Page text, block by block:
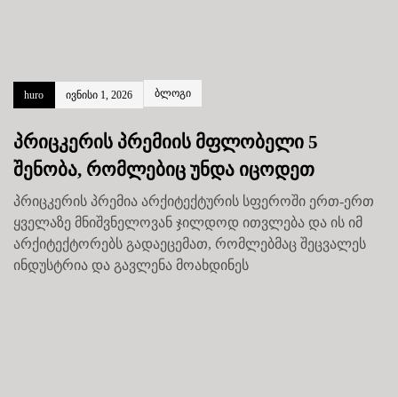
huro ივნისი 1, 2026 ბლოგი
პრიცკერის პრემიის მფლობელი 5
შენობა, რომლებიც უნდა იცოდეთ
პრიცკერის პრემია არქიტექტურის სფეროში ერთ-ერთ
ყველაზე მნიშვნელოვან ჯილდოდ ითვლება და ის იმ
არქიტექტორებს გადაეცემათ, რომლებმაც შეცვალეს
ინდუსტრია და გავლენა მოახდინეს